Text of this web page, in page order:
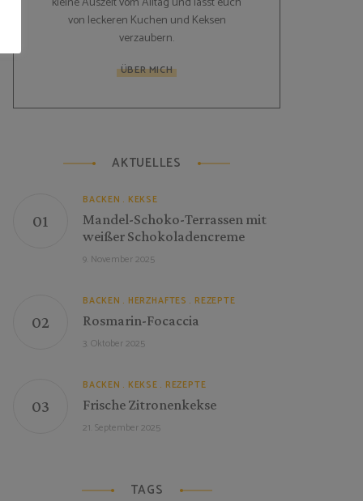
von leckeren Kuchen und Keksen
verzaubern.
ÜBER MICH
AKTUELLES
BACKEN KEKSE
Mandel-Schoko-Terrassen mit
weißer Schokoladencreme
9. November 2025
BACKEN HERZHAFTES REZEPTE
Rosmarin-Focaccia
3. Oktober 2025
BACKEN KEKSE REZEPTE
Frische Zitronenkekse
21. September 2025
TAGS